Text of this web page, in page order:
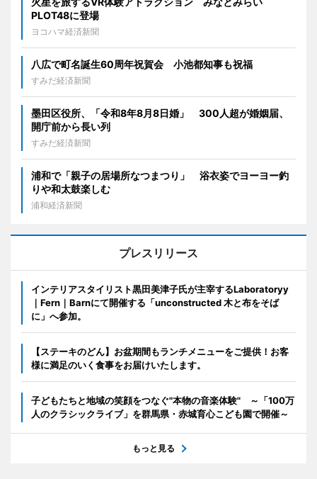
PLOT48に登場
ヨコハマ経済新聞
八広で町名誕生60周年祝賀会 小池都知事も祝福
すみだ経済新聞
墨田区役所、「令和8年8月8日婚」 300人超が婚姻届、
開庁前から長い列
すみだ経済新聞
浦和で「親子の居場所なつまつり」 浴衣姿でヨーヨー釣
りや和太鼓楽しむ
浦和経済新聞
プレスリリース
インテリアスタイリスト黒田美津子氏が主宰するLaboratoryy
｜Fern｜Barnにて開催する「unconstructed 木と布をそば
に」へ参加。
【ステーキのどん】お盆期間もランチメニューをご提供！お客
様に満足のいく食事をお届けいたします。
子どもたちと地域の笑顔をつなぐ"本物の音楽体験" ～「100万
人のクラシックライブ」を群馬県・赤城育心こども園で開催～
もっと見る